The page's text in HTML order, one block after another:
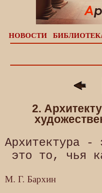
НОВОСТИ
2.
Архитектура
М. Г. Бархин